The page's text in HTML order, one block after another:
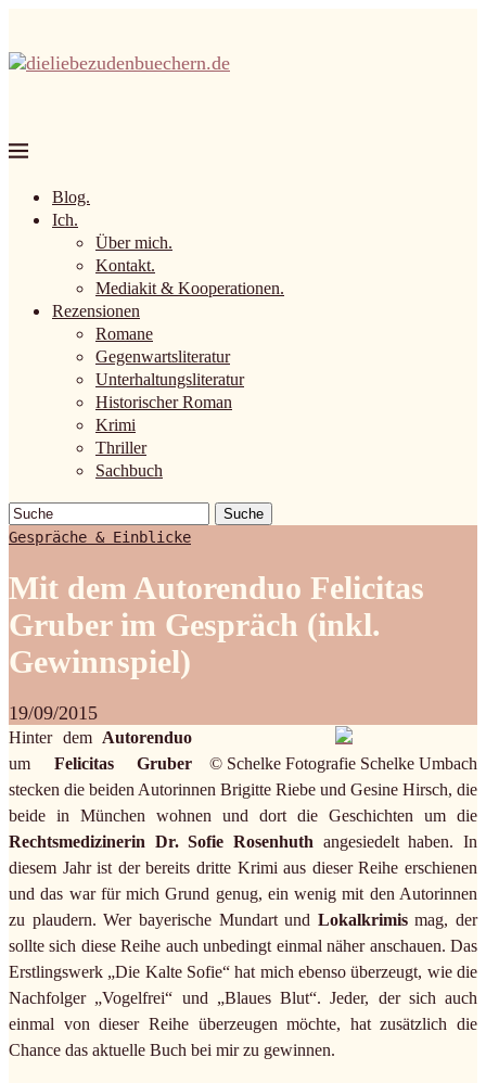
Blog.
Ich.
Über mich.
Kontakt.
Mediakit & Kooperationen.
Rezensionen
Romane
Gegenwartsliteratur
Unterhaltungsliteratur
Historischer Roman
Krimi
Thriller
Sachbuch
Suche
Gespräche & Einblicke
Mit dem Autorenduo Felicitas
Gruber im Gespräch (inkl.
Gewinnspiel)
19/09/2015
© Schelke Fotografie Schelke Umbach
Hinter dem Autorenduo
um Felicitas Gruber
stecken die beiden Autorinnen Brigitte Riebe und Gesine Hirsch, die
beide in München wohnen und dort die Geschichten um die
Rechtsmedizinerin Dr. Sofie Rosenhuth angesiedelt haben. In
diesem Jahr ist der bereits dritte Krimi aus dieser Reihe erschienen
und das war für mich Grund genug, ein wenig mit den Autorinnen
zu plaudern. Wer bayerische Mundart und Lokalkrimismag, der
sollte sich diese Reihe auch unbedingt einmal näher anschauen. Das
Erstlingswerk „Die Kalte Sofie“ hat mich ebenso überzeugt, wie die
Nachfolger „Vogelfrei“ und „Blaues Blut“. Jeder, der sich auch
einmal von dieser Reihe überzeugen möchte, hat zusätzlich die
Chance das aktuelle Buch bei mir zu gewinnen.